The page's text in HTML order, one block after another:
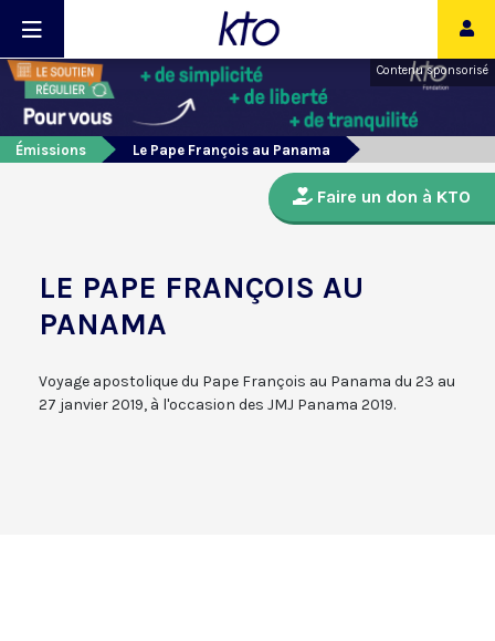
Contenu sponsorisé
Émissions Le Pape François au Panama
Faire un don à KTO
LE PAPE FRANÇOIS AU
PANAMA
Voyage apostolique du Pape François au Panama du 23 au
27 janvier 2019, à l'occasion des JMJ Panama 2019.